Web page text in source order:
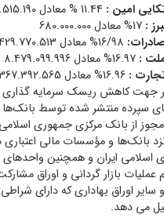
امین :
:
:
:
سپرده منتشر شده توسط
مجوز از بانک مرکزی جمهوری
بانک‌ها و مؤسسات مالی اعتباری
اسلامی ایران و همچنین
بازار گردانی و اوراق
اوراق بهاداری که دارای
می دهد.